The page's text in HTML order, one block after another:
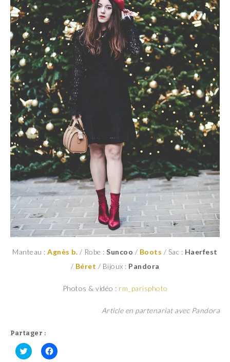
Manteau :Agnès b. / Robe :Suncoo / Boots / Sac : Haerfest
/ Béret / Bijoux : Pandora
Photos & vidéo : rm_parisphoto
Article en partenariat avec Pandora
Partager :
C C